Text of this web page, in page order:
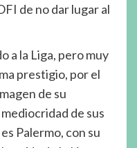
de no dar lugar al
a la Liga, pero muy
prestigio, por el
de su
de sus
Palermo, con su